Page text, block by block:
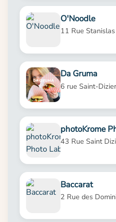
O'Noodle
11 Rue
Da Gruma
6 rue Saint-
photoKrome
43 Rue Saint
Baccarat
2 Rue des